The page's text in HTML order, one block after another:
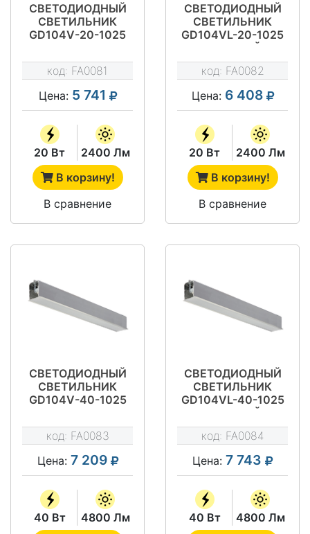
СВЕТОДИОДНЫЙ
СВЕТИЛЬНИК
GD104V-20-1025
код: FA0081
Цена: 5 741
20 Вт
2400 Лм
В корзину!
В сравнение
СВЕТОДИОДНЫЙ
СВЕТИЛЬНИК
GD104VL-20-1025
(УГЛОВОЙ
СВЕТИЛЬНИК)
код: FA0082
Цена: 6 408
20 Вт
2400 Лм
В корзину!
В сравнение
СВЕТОДИОДНЫЙ
СВЕТИЛЬНИК
GD104V-40-1025
код: FA0083
Цена: 7 209
40 Вт 4800 Лм
СВЕТОДИОДНЫЙ
СВЕТИЛЬНИК
GD104VL-40-1025
(УГЛОВОЙ
СВЕТИЛЬНИК)
код: FA0084
Цена: 7 743
40 Вт 4800 Лм